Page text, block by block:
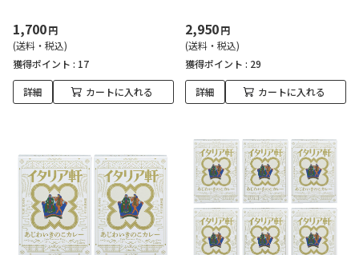
1,700円
(送料・税込)
獲得ポイント : 17
詳細 カートに入れる
2,950円
(送料・税込)
獲得ポイント : 29
詳細 カートに入れる